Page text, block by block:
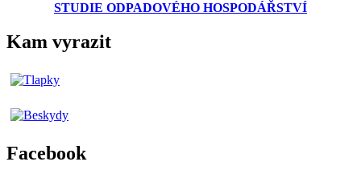
STUDIE ODPADOVÉHO HOSPODÁŘSTVÍ
Kam vyrazit
Facebook